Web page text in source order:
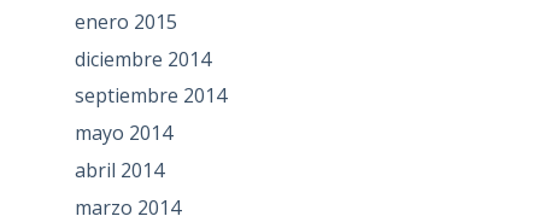
enero 2015
diciembre 2014
septiembre 2014
mayo 2014
abril 2014
marzo 2014